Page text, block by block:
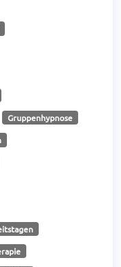
Gruppenhypnose